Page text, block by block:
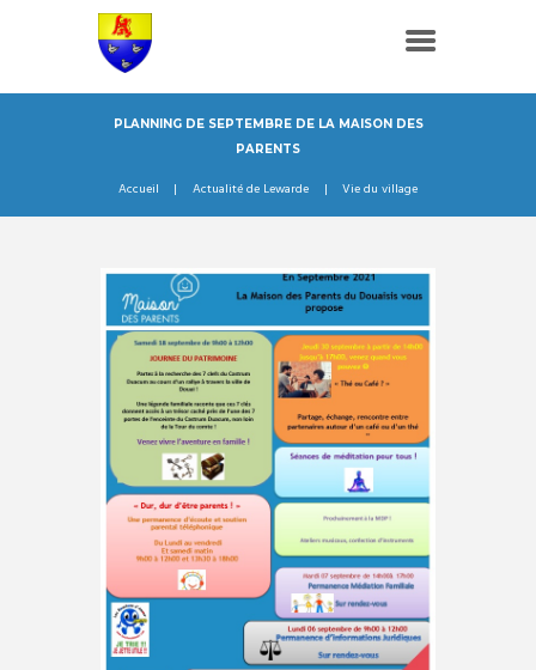
PLANNING DE SEPTEMBRE DE LA MAISON DES
PARENTS
Accueil Actualité de Lewarde Vie du village